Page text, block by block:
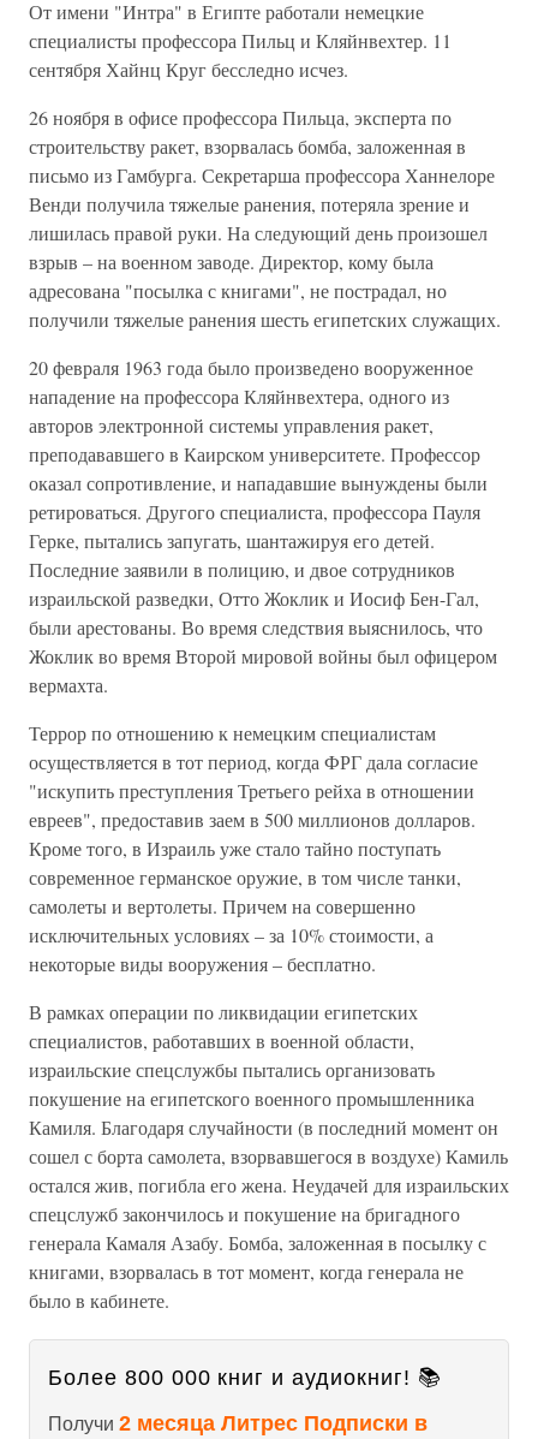
От имени "Интра" в Египте работали немецкие
специалисты профессора Пильц и Кляйнвехтер. 11
сентября Хайнц Круг бесследно исчез.
26 ноября в офисе профессора Пильца, эксперта по
строительству ракет, взорвалась бомба, заложенная в
письмо из Гамбурга. Секретарша профессора Ханнелоре
Венди получила тяжелые ранения, потеряла зрение и
лишилась правой руки. На следующий день произошел
взрыв – на военном заводе. Директор, кому была
адресована "посылка с книгами", не пострадал, но
получили тяжелые ранения шесть египетских служащих.
20 февраля 1963 года было произведено вооруженное
нападение на профессора Кляйнвехтера, одного из
авторов электронной системы управления ракет,
преподававшего в Каирском университете. Профессор
оказал сопротивление, и нападавшие вынуждены были
ретироваться. Другого специалиста, профессора Пауля
Герке, пытались запугать, шантажируя его детей.
Последние заявили в полицию, и двое сотрудников
израильской разведки, Отто Жоклик и Иосиф Бен-Гал,
были арестованы. Во время следствия выяснилось, что
Жоклик во время Второй мировой войны был офицером
вермахта.
Террор по отношению к немецким специалистам
осуществляется в тот период, когда ФРГ дала согласие
"искупить преступления Третьего рейха в отношении
евреев", предоставив заем в 500 миллионов долларов.
Кроме того, в Израиль уже стало тайно поступать
современное германское оружие, в том числе танки,
самолеты и вертолеты. Причем на совершенно
исключительных условиях – за 10% стоимости, а
некоторые виды вооружения – бесплатно.
В рамках операции по ликвидации египетских
специалистов, работавших в военной области,
израильские спецслужбы пытались организовать
покушение на египетского военного промышленника
Камиля. Благодаря случайности (в последний момент он
сошел с борта самолета, взорвавшегося в воздухе) Камиль
остался жив, погибла его жена. Неудачей для израильских
спецслужб закончилось и покушение на бригадного
генерала Камаля Азабу. Бомба, заложенная в посылку с
книгами, взорвалась в тот момент, когда генерала не
было в кабинете.
Более 800 000 книг и аудиокниг! 📚
Получи 2 месяца Литрес Подписки в